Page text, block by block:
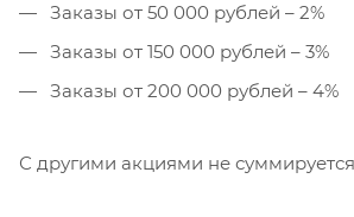
Заказы от 50 000 рублей – 2%
Заказы от 150 000 рублей – 3%
Заказы от 200 000 рублей – 4%
С другими акциями не